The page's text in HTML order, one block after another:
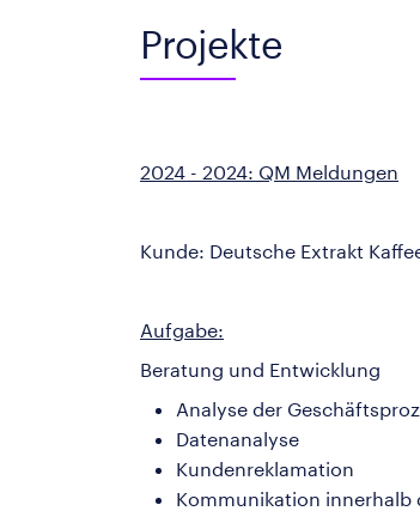
Projekte
2024 - 2024: QM Meldungen
Kunde: Deutsche Extrakt
Aufgabe:
Beratung und Entwicklung
Analyse der
Datenanalyse
Kundenreklamation
Kommunikation innerhalb